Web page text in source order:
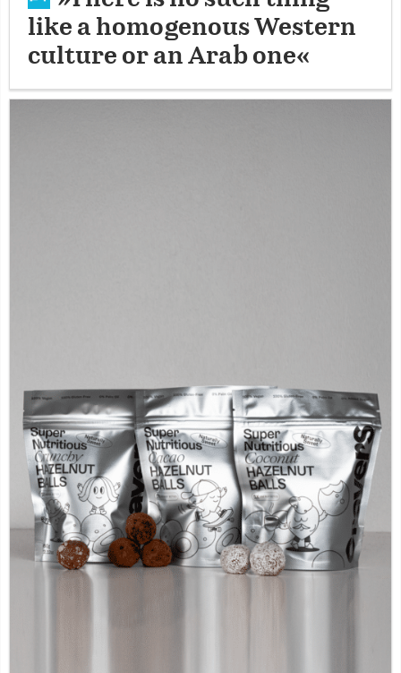
like a homogenous Western
culture or an Arab one«